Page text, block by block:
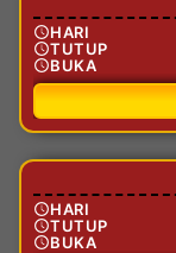
HARI
TUTUP
BUKA
HARI
TUTUP
BUKA